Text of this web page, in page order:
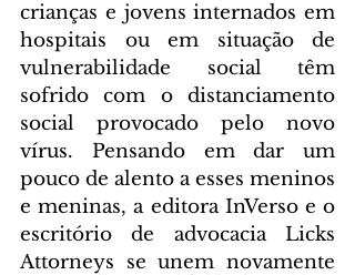
crianças e jovens internados em
hospitais ou em situação de
vulnerabilidade social têm
sofrido com o distanciamento
social provocado pelo novo
vírus. Pensando em dar um
pouco de alento a esses meninos
e meninas, a editora InVerso e o
escritório de advocacia Licks
Attorneys se unem novamente